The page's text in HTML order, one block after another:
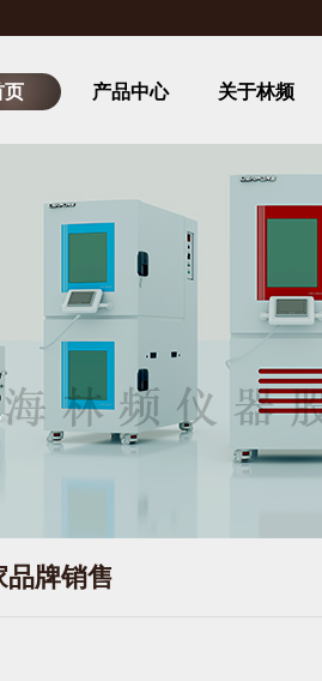
页 产品中心 关于林频
品牌销售